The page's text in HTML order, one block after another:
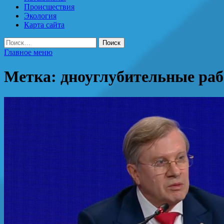
Происшествия
Экология
Карта сайта
Найти:
Главное меню
Метка: дноуглубительные